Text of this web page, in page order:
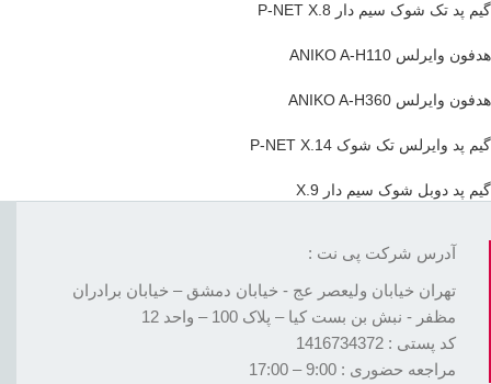
گیم پد تک شوک سیم دار P-NET X.8
هدفون وایرلس ANIKO A-H110
هدفون وایرلس ANIKO A-H360
گیم پد وایرلس تک شوک P-NET X.14
گیم پد دوبل شوک سیم دار X.9
آدرس شرکت پی نت :
تهران خیابان ولیعصر عج - خیابان دمشق – خیابان برادران
مظفر - نبش بن بست کیا – پلاک 100 – واحد 12
کد پستی : 1416734372
مراجعه حضوری : 9:00 – 17:00